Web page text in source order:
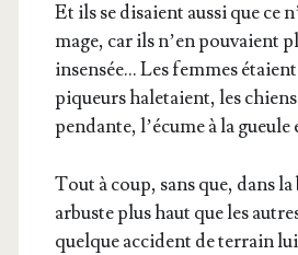
Et ils se disaient aus­si que ce
mage, car ils n’en pou­vaient
insen­sée… Les femmes
piqueurs hale­taient, les
pen­dante, l’é­cume à la
Tout à coup, sans que, dans
arbuste plus haut que les
quelque acci­dent de ter­rain